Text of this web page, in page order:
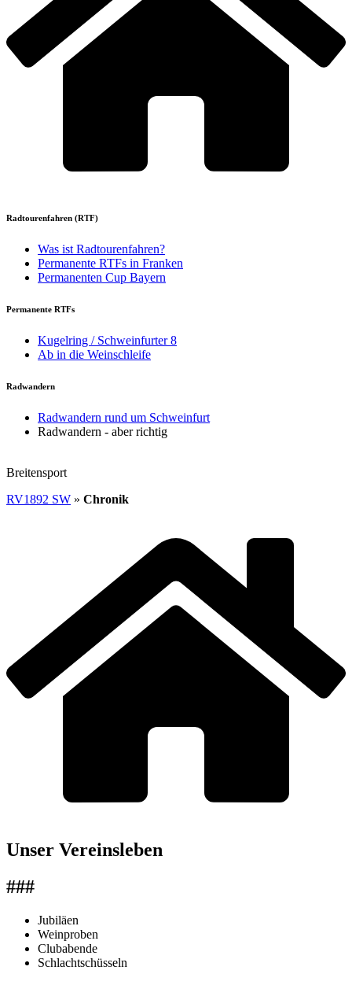
Radtourenfahren (RTF)
Was ist Radtourenfahren?
Permanente RTFs in Franken
Permanenten Cup Bayern
Permanente RTFs
Kugelring / Schweinfurter 8
Ab in die Weinschleife
Radwandern
Radwandern rund um Schweinfurt
Radwandern - aber richtig
Breitensport
RV1892 SW » Chronik
Unser Vereinsleben
###
Jubiläen
Weinproben
Clubabende
Schlachtschüsseln